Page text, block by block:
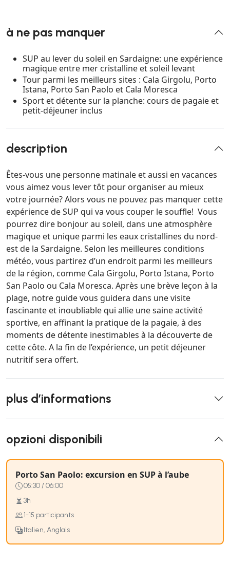
à ne pas manquer
SUP au lever du soleil en Sardaigne: une expérience
magique entre mer cristalline et soleil levant
Tour parmi les meilleurs sites : Cala Girgolu, Porto
Istana, Porto San Paolo et Cala Moresca
Sport et détente sur la planche: cours de pagaie et
petit-déjeuner inclus
description
Êtes-vous une personne matinale et aussi en vacances
vous aimez vous lever tôt pour organiser au mieux
votre journée? Alors vous ne pouvez pas manquer cette
expérience de SUP qui va vous couper le souffle! Vous
pourrez dire bonjour au soleil, dans une atmosphère
magique et unique parmi les eaux cristallines du nord-
est de la Sardaigne. Selon les meilleures conditions
météo, vous partirez d’un endroit parmi les meilleurs
de la région, comme Cala Girgolu, Porto Istana, Porto
San Paolo ou Cala Moresca. Après une brève leçon à la
plage, notre guide vous guidera dans une visite
fascinante et inoubliable qui allie une saine activité
sportive, en affinant la pratique de la pagaie, à des
moments de détente inestimables à la découverte de
cette côte. A la fin de l’expérience, un petit déjeuner
nutritif sera offert.
plus d’informations
opzioni disponibili
Porto San Paolo: excursion en SUP à l’aube
05:30 / 06:00
3h
1-15 participants
Italien, Anglais